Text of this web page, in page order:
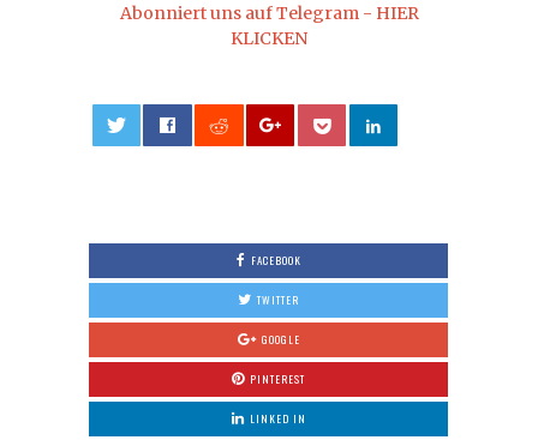
Abonniert uns auf Telegram - HIER
KLICKEN
FACEBOOK
TWITTER
GOOGLE
PINTEREST
LINKED IN